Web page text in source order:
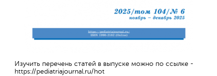
Изучить перечень статей в выпуске можно по ссылке -
https://pediatriajournal.ru/hot
Обратная